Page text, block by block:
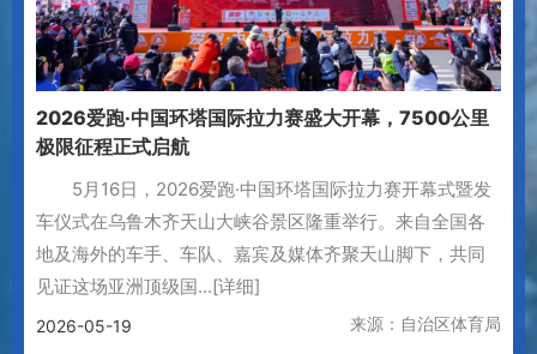
2026爱跑·中国环塔国际拉力赛盛大开幕，7500公里
极限征程正式启航
5月16日，2026爱跑·中国环塔国际拉力赛开幕式暨发
车仪式在乌鲁木齐天山大峡谷景区隆重举行。来自全国各
地及海外的车手、车队、嘉宾及媒体齐聚天山脚下，共同
见证这场亚洲顶级国...[详细]
2026-05-19 来源：自治区体育局